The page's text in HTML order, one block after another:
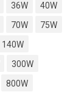
36W
40W
70W
75W
140W
300W
800W